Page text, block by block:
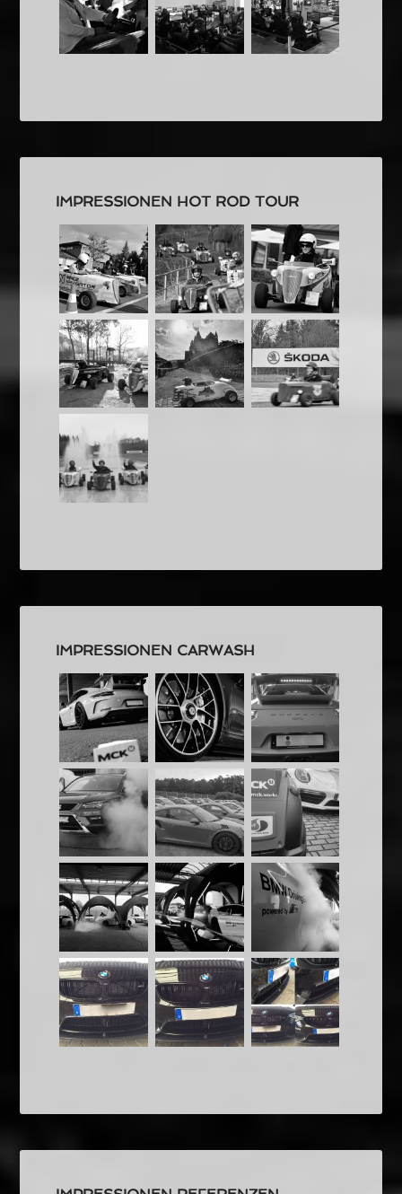
IMPRESSIONEN HOT ROD TOUR
IMPRESSIONEN CARWASH